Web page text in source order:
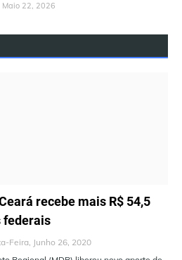
Maio 22, 2026
recebe mais R$ 54,5
federais
Feira, Junho 26, 2020